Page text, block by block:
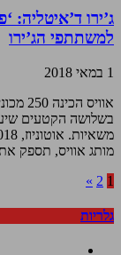
למשתתפי הג’ירו
1 במאי 2018
מותג אוויס, תספק את
1
2
»
גלריות